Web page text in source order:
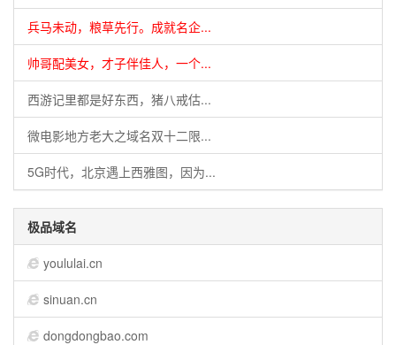
兵马未动，粮草先行。成就名企...
帅哥配美女，才子伴佳人，一个...
西游记里都是好东西，猪八戒估...
微电影地方老大之域名双十二限...
5G时代，北京遇上西雅图，因为...
极品域名
yoululai.cn
sinuan.cn
dongdongbao.com